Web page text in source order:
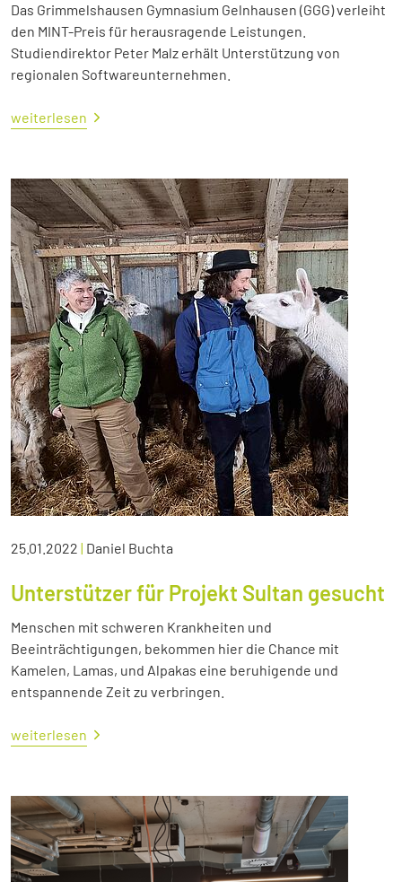
Das Grimmelshausen Gymnasium Gelnhausen (GGG) verleiht
den MINT-Preis für herausragende Leistungen.
Studiendirektor Peter Malz erhält Unterstützung von
regionalen Softwareunternehmen.
weiterlesen
25.01.2022 | Daniel Buchta
Unterstützer für Projekt Sultan gesucht
Menschen mit schweren Krankheiten und
Beeinträchtigungen, bekommen hier die Chance mit
Kamelen, Lamas, und Alpakas eine beruhigende und
entspannende Zeit zu verbringen.
weiterlesen